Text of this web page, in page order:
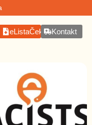
eListaČekanjaKontakt